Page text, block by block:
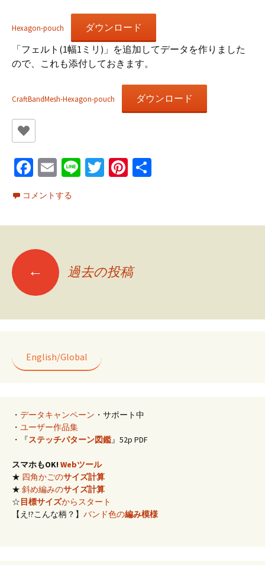
Hexagon-pouch
ダウンロード
「フェルト(1幅1ミリ)」を追加してデータを作りました
ので、これも添付しておきます。
CraftBandMesh-Hexagon-pouch ダウンロード
Fa
ce
b
o
o
E
m
ai
l
Li T
er
Pi
es
コメントする
投
稿
ビ
ゲ
ー
シ
ョ
← 過去の投稿
English/Global
・ データキャンペーン ・サポート中
・ ユーザー作品集
・『ステッチパターン図鑑』52p PDF
スマホもOK! Webツール
★ 四角かごのサイズ計算
★ 斜め編みのサイズ計算
☆目標サイズからスタート
【え!?こんな柄？】 バンド色の編み模様